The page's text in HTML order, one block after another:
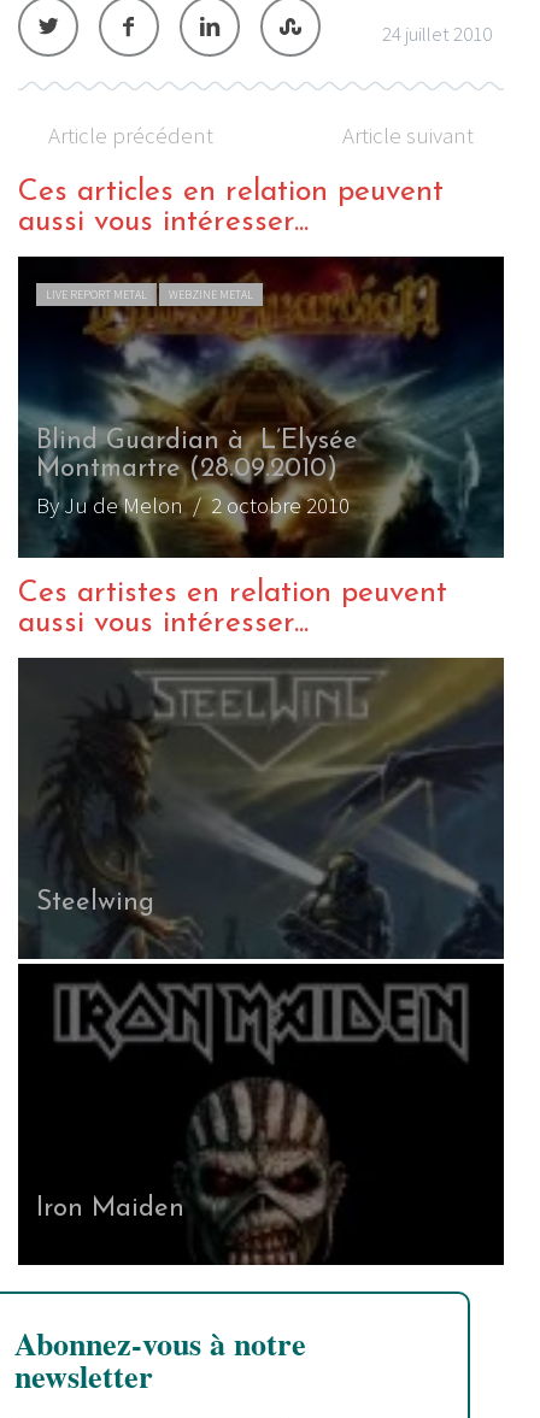
24 juillet 2010
Article précédent Article suivant
Ces articles en relation peuvent
aussi vous intéresser...
LIVE REPORT METAL WEBZINE METAL
Blind Guardian à L’Elysée
Montmartre (28.09.2010)
By Ju de Melon/ 2 octobre 2010
Ces artistes en relation peuvent
aussi vous intéresser...
Steelwing
Iron Maiden
Abonnez-vous à notre
newsletter